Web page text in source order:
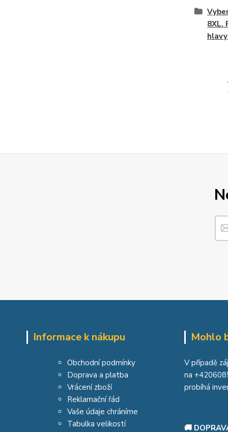
8XL.
Informace k nákupu
Obchodní podmínky
Doprava a platba
Vrácení zboží
Reklamační řád
Vaše údaje chráníme
Tabulka velikostí
Mohlo
V případě
na
probíhá
🚚